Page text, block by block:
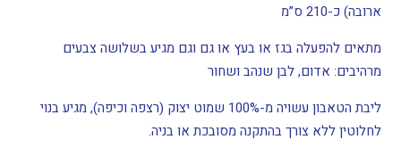
ארובה) כ-210 ס”מ
מתאים להפעלה בגז או בעץ או גם וגם מגיע בשלושה צבעים
מרהיבים: אדום, לבן שנהב ושחור
ליבת הטאבון עשויה מ-100% שמוט יצוק (רצפה וכיפה), מגיע בנוי
לחלוטין ללא צורך בהתקנה מסובכת או בניה.